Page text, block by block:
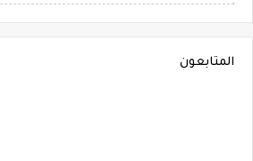
المتابعون